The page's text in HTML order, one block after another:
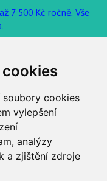
cookies
vylepšení
analýzy
a zjištění zdroje
7 500 Kč ročně. Vše